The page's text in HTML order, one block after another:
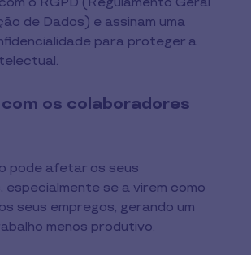
de Dados) e assinam uma
para proteger a
os colaboradores
pode afetar os seus
especialmente se a virem como
seus empregos, gerando um
menos produtivo.